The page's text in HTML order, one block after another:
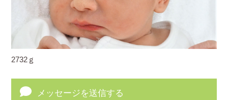
2732ｇ
メッセージを送信する